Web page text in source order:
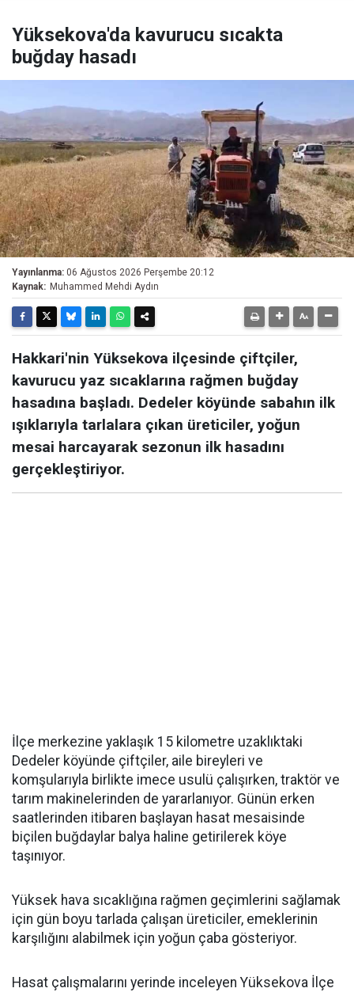
Yüksekova'da kavurucu sıcakta
buğday hasadı
Yayınlanma: 06 Ağustos 2026 Perşembe 20:12
Kaynak: Muhammed Mehdi Aydın
Hakkari'nin Yüksekova ilçesinde çiftçiler,
kavurucu yaz sıcaklarına rağmen buğday
hasadına başladı. Dedeler köyünde sabahın ilk
ışıklarıyla tarlalara çıkan üreticiler, yoğun
mesai harcayarak sezonun ilk hasadını
gerçekleştiriyor.
İlçe merkezine yaklaşık 15 kilometre uzaklıktaki
Dedeler köyünde çiftçiler, aile bireyleri ve
komşularıyla birlikte imece usulü çalışırken, traktör ve
tarım makinelerinden de yararlanıyor. Günün erken
saatlerinden itibaren başlayan hasat mesaisinde
biçilen buğdaylar balya haline getirilerek köye
taşınıyor.
Yüksek hava sıcaklığına rağmen geçimlerini sağlamak
için gün boyu tarlada çalışan üreticiler, emeklerinin
karşılığını alabilmek için yoğun çaba gösteriyor.
Hasat çalışmalarını yerinde inceleyen Yüksekova İlçe